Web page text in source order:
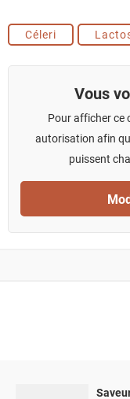
Céleri
Vous
Pour afficher ce
autorisation afin
puissent